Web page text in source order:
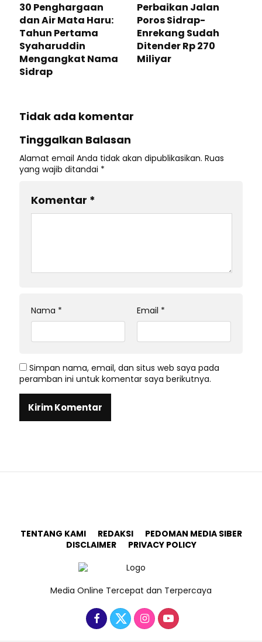
30 Penghargaan
dan Air Mata Haru:
Tahun Pertama
Syaharuddin
Mengangkat Nama
Sidrap
Perbaikan Jalan
Poros Sidrap-
Enrekang Sudah
Ditender Rp 270
Miliyar
Tidak ada komentar
Tinggalkan Balasan
Alamat email Anda tidak akan dipublikasikan. Ruas
yang wajib ditandai *
Komentar *
Nama * Email *
Simpan nama, email, dan situs web saya pada
peramban ini untuk komentar saya berikutnya.
TENTANG KAMI REDAKSI
PEDOMAN MEDIA SIBER
DISCLAIMER
PRIVACY POLICY
Media Online Tercepat dan Terpercaya